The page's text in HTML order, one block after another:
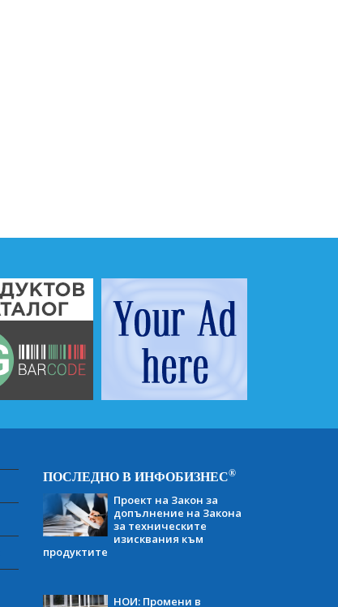
ПОСЛЕДНО В ИНФОБИЗНЕС®
Проект на Закон за
допълнение на Закона
за техническите
изисквания към
продуктите
НОИ: Промени в